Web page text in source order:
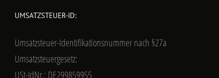
UMSATZSTEUER-ID:
Umsatzsteuer-Identifikationsnummer nach §27a
Umsatzsteuergesetz:
USt-IdNr.: DE299859955